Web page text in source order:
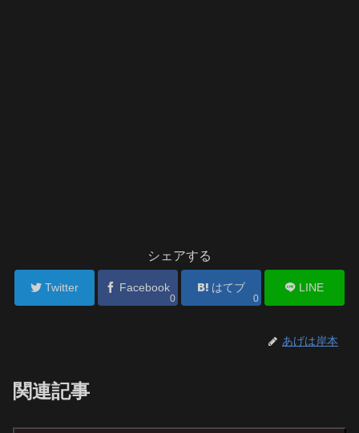
シェアする
Twitter Facebook
0
はてブ
0
LINE
あげは岸本
関連記事